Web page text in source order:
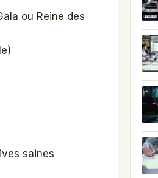
ou Reine des
saines